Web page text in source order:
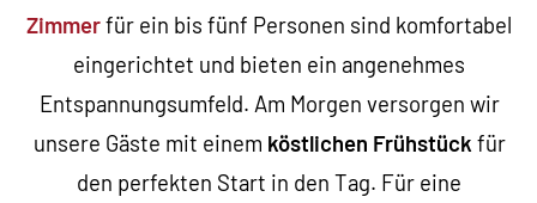
Zimmerfür ein bis fünf Personen sind komfortabel
eingerichtet und bieten ein angenehmes
Entspannungsumfeld. Am Morgen versorgen wir
unsere Gäste mit einem köstlichen Frühstück für
den perfekten Start in den Tag. Für eine